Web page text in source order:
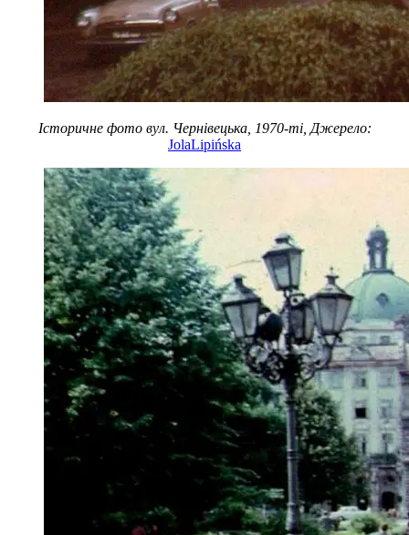
Історичне фото вул. Чернівецька, 1970-ті, Джерело:
JolaLipińska